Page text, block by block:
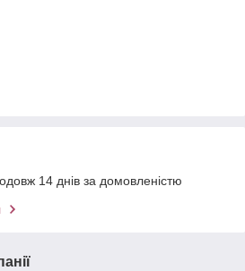
14 днів за домовленістю